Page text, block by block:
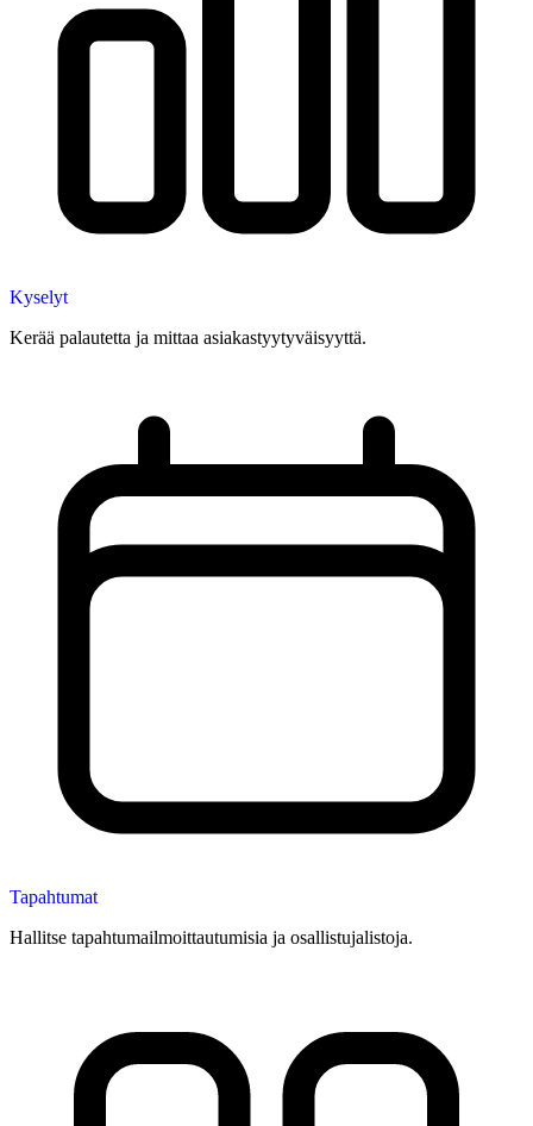
Kyselyt
Kerää palautetta ja mittaa asiakastyytyväisyyttä.
Tapahtumat
Hallitse tapahtumailmoittautumisia ja osallistujalistoja.